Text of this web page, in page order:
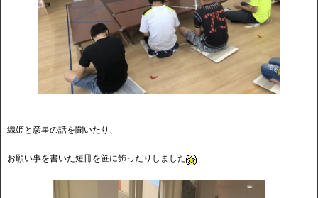
織姫と彦星の話を聞いたり、
お願い事を書いた短冊を笹に飾ったりしました